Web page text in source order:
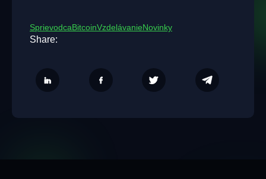
SprievodcaBitcoinVzdelávanieNovinky
Share: